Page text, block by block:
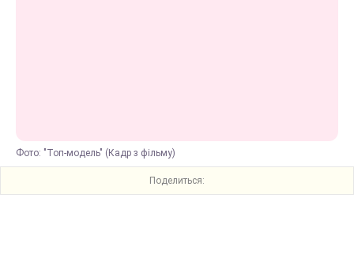
Фото: "Топ-модель" (Кадр з фільму)
Поделиться: